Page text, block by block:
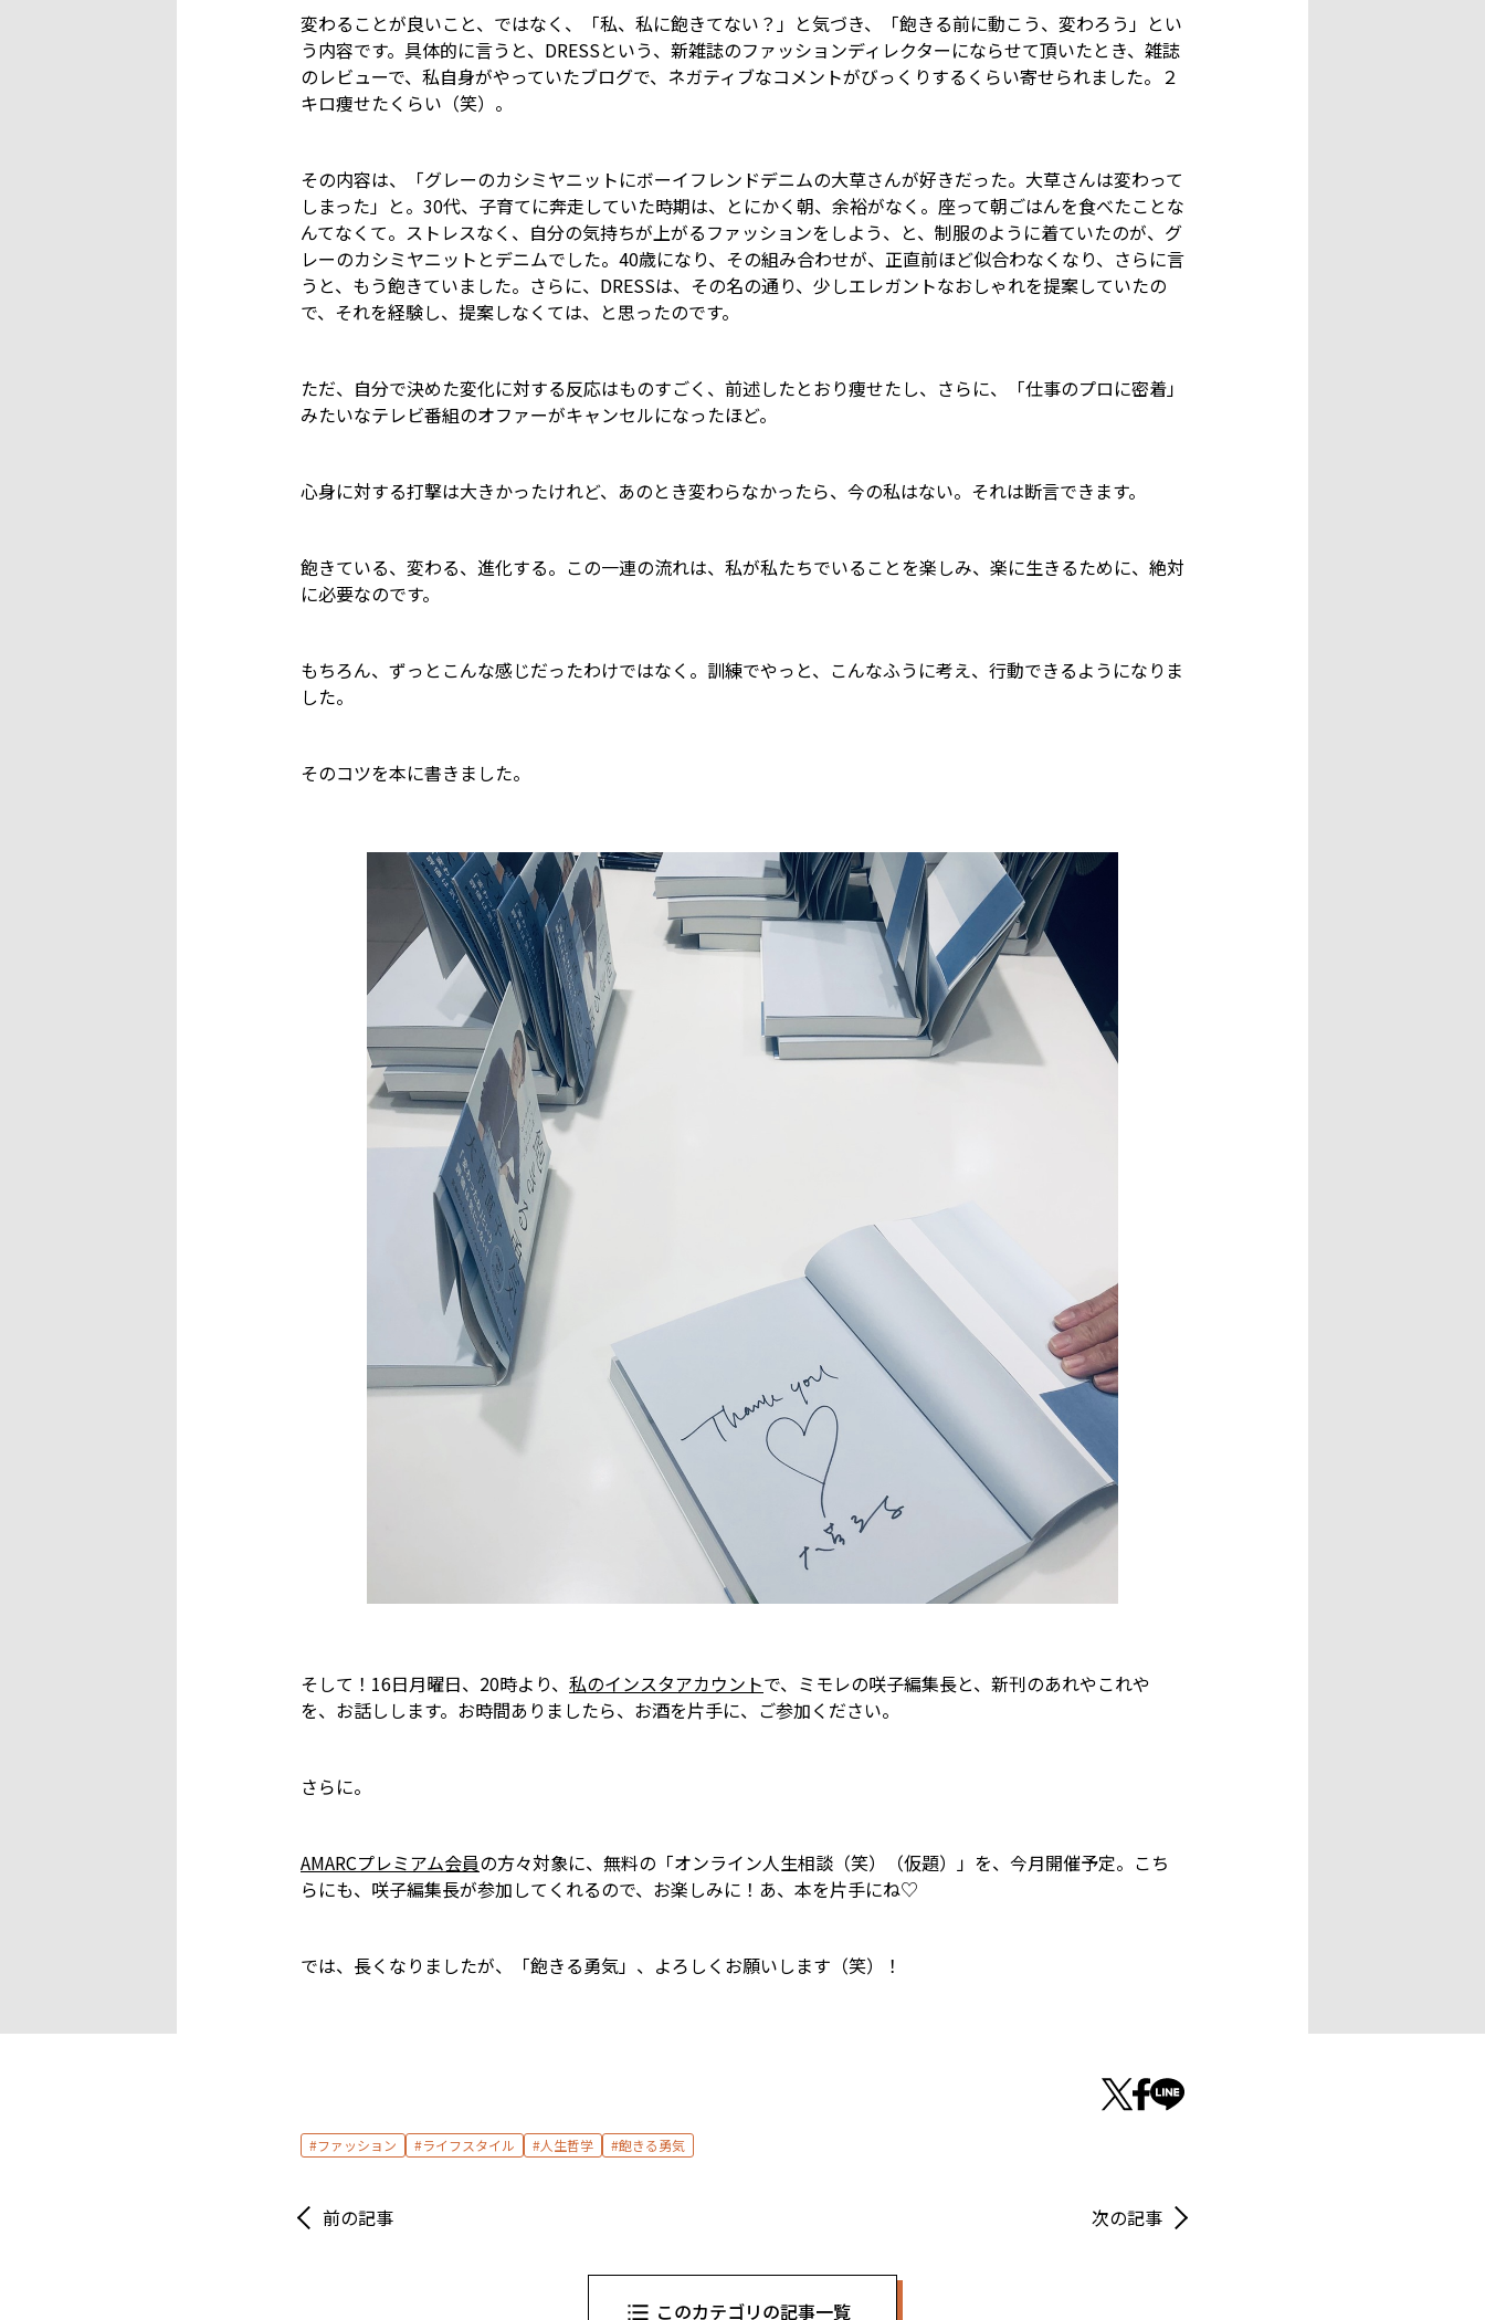
変わることが良いこと、ではなく、「私、私に飽きてない？」と気づき、「飽きる前に動こう、変わろう」とい
う内容です。具体的に言うと、DRESSという、新雑誌のファッションディレクターにならせて頂いたとき、雑誌
のレビューで、私自身がやっていたブログで、ネガティブなコメントがびっくりするくらい寄せられました。２
キロ痩せたくらい（笑）。
その内容は、「グレーのカシミヤニットにボーイフレンドデニムの大草さんが好きだった。大草さんは変わって
しまった」と。30代、子育てに奔走していた時期は、とにかく朝、余裕がなく。座って朝ごはんを食べたことな
んてなくて。ストレスなく、自分の気持ちが上がるファッションをしよう、と、制服のように着ていたのが、グ
レーのカシミヤニットとデニムでした。40歳になり、その組み合わせが、正直前ほど似合わなくなり、さらに言
うと、もう飽きていました。さらに、DRESSは、その名の通り、少しエレガントなおしゃれを提案していたの
で、それを経験し、提案しなくては、と思ったのです。
ただ、自分で決めた変化に対する反応はものすごく、前述したとおり痩せたし、さらに、「仕事のプロに密着」
みたいなテレビ番組のオファーがキャンセルになったほど。
心身に対する打撃は大きかったけれど、あのとき変わらなかったら、今の私はない。それは断言できます。
飽きている、変わる、進化する。この一連の流れは、私が私たちでいることを楽しみ、楽に生きるために、絶対
に必要なのです。
もちろん、ずっとこんな感じだったわけではなく。訓練でやっと、こんなふうに考え、行動できるようになりま
した。
そのコツを本に書きました。
そして！16日月曜日、20時より、 私のインスタアカウントで、ミモレの咲子編集長と、新刊のあれやこれや
を、お話しします。お時間ありましたら、お酒を片手に、ご参加ください。
さらに。
AMARCプレミアム会員の方々対象に、無料の「オンライン人生相談（笑）（仮題）」を、今月開催予定。こち
らにも、咲子編集長が参加してくれるので、お楽しみに！あ、本を片手にね♡
では、長くなりましたが、「飽きる勇気」、よろしくお願いします（笑）！
ファッション ライフスタイル 人生哲学 飽きる勇気
前の記事 次の記事
このカテゴリの記事一覧